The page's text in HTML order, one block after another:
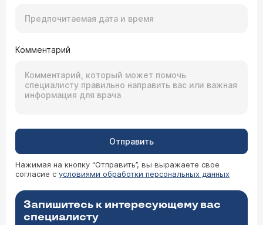
Комментарий
Отправить
Нажимая на кнопку “Отправить”, вы выражаете свое
согласие с условиями обработки персональных данных
Запишитесь к интересующему вас
специалисту